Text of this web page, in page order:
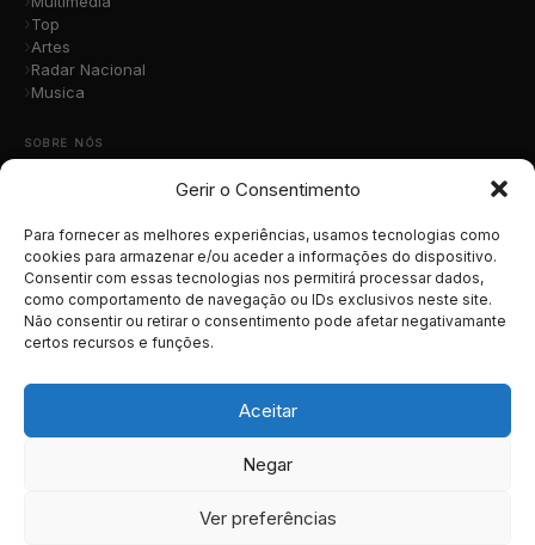
Gerir o Consentimento
Para fornecer as melhores experiências, usamos tecnologias como
cookies para armazenar e/ou aceder a informações do dispositivo.
Consentir com essas tecnologias nos permitirá processar dados,
como comportamento de navegação ou IDs exclusivos neste site.
Não consentir ou retirar o consentimento pode afetar negativamante
certos recursos e funções.
Aceitar
Negar
Ver preferências
Top
Artes
Radar Nacional
Musica
SOBRE NÓS
Contacto
Submete a Tua Música
Publicidade
Apoiar o Projeto